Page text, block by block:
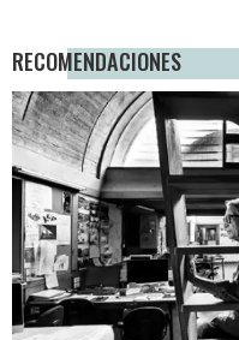
RECOMENDACIONES